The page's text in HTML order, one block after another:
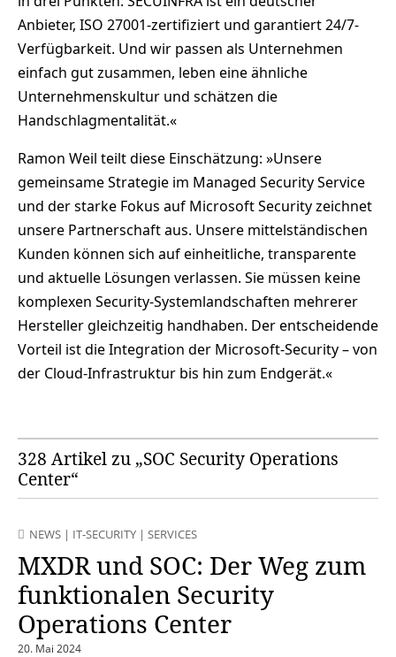
Anbieter, ISO 27001-zertifiziert und garantiert 24/7-
Verfügbarkeit. Und wir passen als Unternehmen
einfach gut zusammen, leben eine ähnliche
Unternehmenskultur und schätzen die
Handschlagmentalität.«
Ramon Weil teilt diese Einschätzung: »Unsere
gemeinsame Strategie im Managed Security Service
und der starke Fokus auf Microsoft Security zeichnet
unsere Partnerschaft aus. Unsere mittelständischen
Kunden können sich auf einheitliche, transparente
und aktuelle Lösungen verlassen. Sie müssen keine
komplexen Security-Systemlandschaften mehrerer
Hersteller gleichzeitig handhaben. Der entscheidende
Vorteil ist die Integration der Microsoft-Security – von
der Cloud-Infrastruktur bis hin zum Endgerät.«
328 Artikel zu „SOC Security Operations
Center“
NEWS | IT-SECURITY | SERVICES
MXDR und SOC: Der Weg zum
funktionalen Security
Operations Center
20. Mai 2024